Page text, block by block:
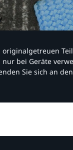
bei Geräte
Sie sich an den